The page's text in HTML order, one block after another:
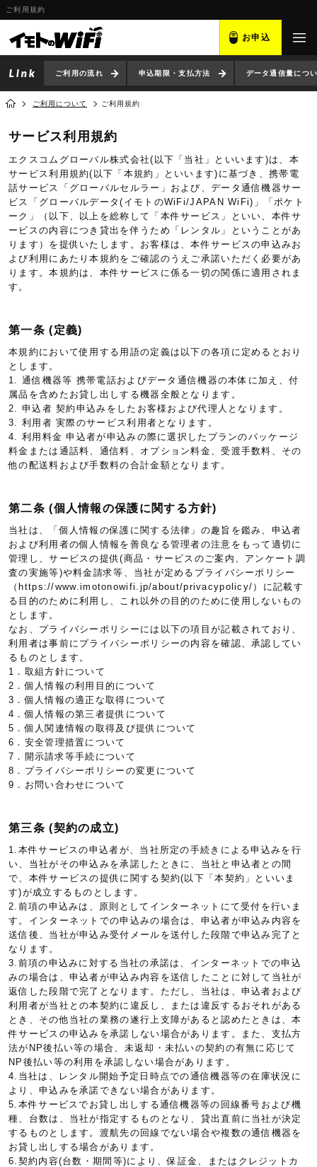
ご利用規約
お申込
ご利用の流れ 申込期限・支払方法 データ通信量につ
ご利用について ご利用規約
サービス利用規約
エクスコムグローバル株式会社(以下「当社」といいます)は、本
サービス利用規約(以下「本規約」といいます)に基づき、携帯電
話サービス「グローバルセルラー」および、データ通信機器サー
ビス「グローバルデータ(イモトのWiFi/JAPAN WiFi)」「ポケト
ーク」（以下、以上を総称して「本件サービス」といい、本件サ
ービスの内容につき貸出を伴うため「レンタル」ということがあ
ります）を提供いたします。お客様は、本件サービスの申込みお
よび利用にあたり本規約をご確認のうえご承諾いただく必要があ
ります。本規約は、本件サービスに係る一切の関係に適用されま
す。
第一条 (定義)
本規約において使用する用語の定義は以下の各項に定めるとおり
とします。
1. 通信機器等 携帯電話およびデータ通信機器の本体に加え、付
属品を含めたお貸し出しする機器全般となります。
2. 申込者 契約申込みをしたお客様および代理人となります。
3. 利用者 実際のサービス利用者となります。
4. 利用料金 申込者が申込みの際に選択したプランのパッケージ
料金または通話料、通信料、オプション料金、受渡手数料、その
他の配送料および手数料の合計金額となります。
第二条 (個人情報の保護に関する方針)
当社は、「個人情報の保護に関する法律」の趣旨を鑑み、申込者
および利用者の個人情報を善良なる管理者の注意をもって適切に
管理し、サービスの提供(商品・サービスのご案内、アンケート調
査の実施等)や料金請求等、当社が定めるプライバシーポリシー
（https://www.imotonowifi.jp/about/privacypolicy/）に記載す
る目的のために利用し、これ以外の目的のために使用しないもの
とします。
なお、プライバシーポリシーには以下の項目が記載されており、
利用者は事前にプライバシーポリシーの内容を確認、承認してい
るものとします。
1．取組方針について
2．個人情報の利用目的について
3．個人情報の適正な取得について
4．個人情報の第三者提供について
5．個人関連情報の取得及び提供について
6．安全管理措置について
7．開示請求等手続について
8．プライバシーポリシーの変更について
9．お問い合わせについて
第三条 (契約の成立)
1.本件サービスの申込者が、当社所定の手続きによる申込みを行
い、当社がその申込みを承諾したときに、当社と申込者との間
で、本件サービスの提供に関する契約(以下「本契約」といいま
す)が成立するものとします。
2.前項の申込みは、原則としてインターネットにて受付を行いま
す。インターネットでの申込みの場合は、申込者が申込み内容を
送信後、当社が申込み受付メールを送付した段階で申込み完了と
なります。
3.前項の申込みに対する当社の承諾は、インターネットでの申込
みの場合は、申込者が申込み内容を送信したことに対して当社が
返信した段階で完了となります。ただし、当社は、申込者および
利用者が当社との本契約に違反し、または違反するおそれがある
とき、その他当社の業務の遂行上支障があると認めたときは、本
件サービスの申込みを承諾しない場合があります。また、支払方
法がNP後払い等の場合、未返却・未払いの契約の有無に応じて
NP後払い等の利用を承認しない場合があります。
4.当社は、レンタル開始予定日時点での通信機器等の在庫状況に
より、申込みを承諾できない場合があります。
5.本件サービスでお貸し出しする通信機器等の回線番号および機
種、台数は、当社が指定するものとなり、貸出直前に当社が決定
するものとします。渡航先の回線でない場合や複数の通信機器を
お貸し出しする場合があります。
6.契約内容(台数・期間等)により、保証金、またはクレジットカ